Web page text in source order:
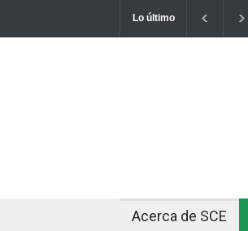
Lo último
Acerca de SCE